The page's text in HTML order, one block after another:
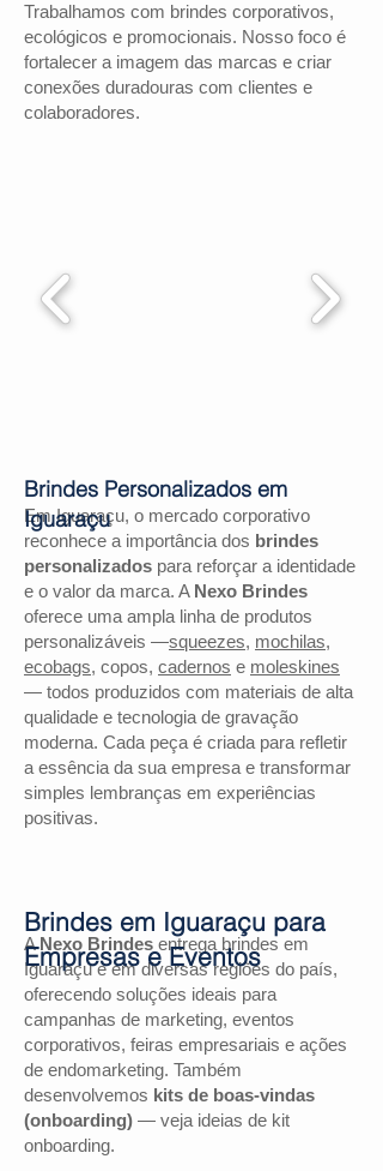
Trabalhamos com brindes corporativos,
ecológicos e promocionais. Nosso foco é
fortalecer a imagem das marcas e criar
conexões duradouras com clientes e
colaboradores.
Em Iguaraçu, o mercado corporativo
reconhece a importância dos brindes
personalizados para reforçar a identidade
e o valor da marca. A Nexo Brindes
oferece uma ampla linha de produtos
personalizáveis —squeezes, mochilas,
ecobags, copos, cadernos e moleskines
— todos produzidos com materiais de alta
qualidade e tecnologia de gravação
moderna. Cada peça é criada para refletir
a essência da sua empresa e transformar
simples lembranças em experiências
positivas.
ANexo Brindes entrega brindes em
Iguaraçu e em diversas regiões do país,
oferecendo soluções ideais para
campanhas de marketing, eventos
corporativos, feiras empresariais e ações
de endomarketing. Também
desenvolvemos kits de boas-vindas
(onboarding) — veja ideias de kit
onboarding.
Brindes Personalizados em
Iguaraçu
Brindes em Iguaraçu para
Empresas e Eventos